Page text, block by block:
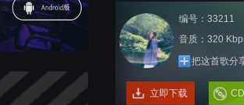
编号：33211
音质：320
把这首歌分
立即下载